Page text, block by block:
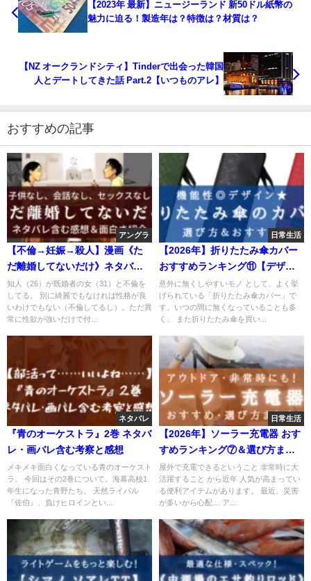
【2023年 最新】ニュージーランド 新50ドル紙幣の
魅力に迫る！製造年は？特徴は？材質は？
【NZ オークランドシティ】Tinderで出会った韓国
人とデートしてきた話 Part.2【いつものアレ】
おすすめの記事
アングラ
【不倫→妊娠→殺人】漫画《た
だ離婚してないだけ》ネタバレ
含む感想と見所紹介【読む浮気
防止】
知人（26）が既婚者の女（31）と不倫を
してる。 別に綺麗でもなければ性格が良
いわけでもない（不倫してるし）。ただ異
常に性欲が強いだけで付...
日常生活
【2026年】折りたたみ傘カバー
おすすめランキング⑪【デザイ
ン＆コスパが良い！】
意外に無くしやすいモノ として、よく挙
げられている「折りたたみ傘カバー」で
す。いつの間に無くなっていることも多
く、 また折りたたみ傘を買い...
ネタバレ
『青のオーケストラ』2巻 ネタバ
レ・画バレ含む考察と感想
メキメキ面白くなっている青のオーケスト
ラ。 今回はその2巻について。海幕高校1
年生になった青野たち。 天然ライバル
『佐伯』、負けヒロインとい...
日常生活
【2026年】ソーラー充電器 おす
すめランキング⑦＆選び方まと
め【アウトドア・非常時に
も！】
屋外で充電できるということ 非常時に大
活躍すること から近年 人気が高まってい
る便利アイテムがあります。 最近、災害
が多いから心配… ア...